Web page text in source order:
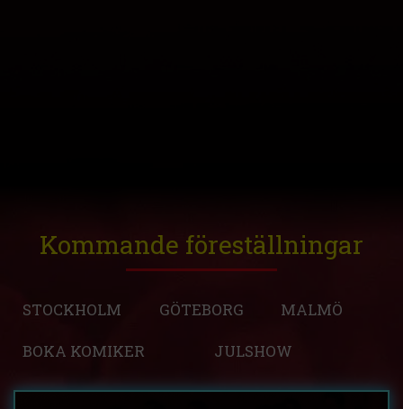
Kommande föreställningar
STOCKHOLM GÖTEBORG
MALMÖ
BOKA KOMIKER
JULSHOW